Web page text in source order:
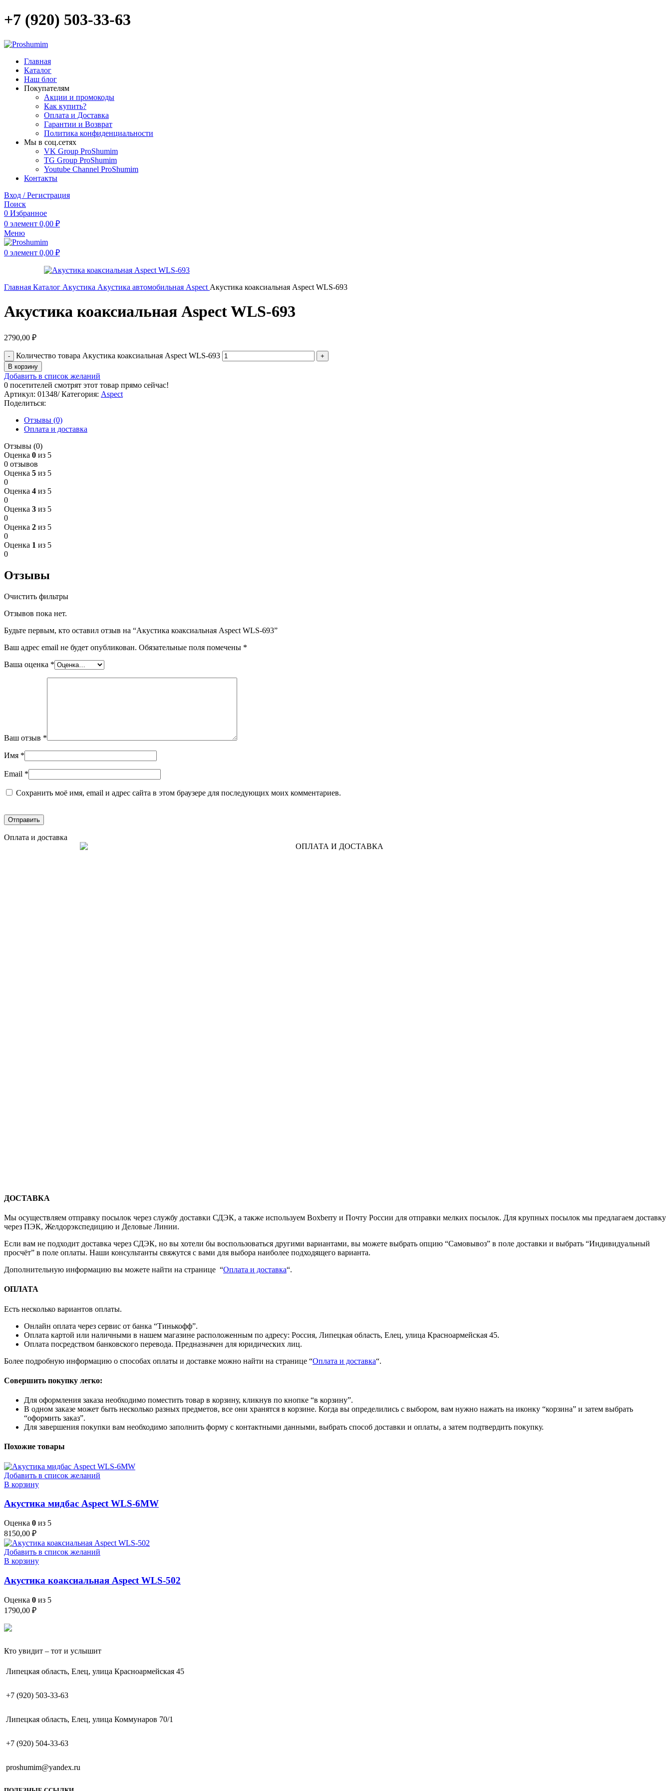
+7 (920) 503-33-63
Главная
Каталог
Наш блог
Покупателям
Акции и промокоды
Как купить?
Оплата и Доставка
Гарантии и Возврат
Политика конфиденциальности
Мы в соц.сетях
VK Group ProShumim
TG Group ProShumim
Youtube Channel ProShumim
Контакты
Вход / Регистрация
Поиск
0 Избранное
0 элемент 0,00 ₽
Меню
0 элемент 0,00 ₽
Главная Каталог Акустика Акустика автомобильная Aspect Акустика коаксиальная Aspect WLS-693
Акустика коаксиальная Aspect WLS-693
2790,00 ₽
Количество товара Акустика коаксиальная Aspect WLS-693
В корзину
Добавить в список желаний
0 посетителей смотрят этот товар прямо сейчас!
Артикул: 01348/Категория: Aspect
Поделиться:
Отзывы (0)
Оплата и доставка
Отзывы (0)
Оценка 0 из 5
0 отзывов
Оценка 5 из 5
0
Оценка 4 из 5
0
Оценка 3 из 5
0
Оценка 2 из 5
0
Оценка 1 из 5
0
Отзывы
Очистить фильтры
Отзывов пока нет.
Будьте первым, кто оставил отзыв на “Акустика коаксиальная Aspect WLS-693”
Ваш адрес email не будет опубликован. Обязательные поля помечены *
Ваша оценка *
Ваш отзыв *
Имя *
Email *
Сохранить моё имя, email и адрес сайта в этом браузере для последующих моих комментариев.
Оплата и доставка
ДОСТАВКА
Мы осуществляем отправку посылок через службу доставки СДЭК, а также используем Boxberry и Почту России для отправки мелких посылок. Для крупных посылок мы предлагаем доставку
через ПЭК, Желдорэкспедицию и Деловые Линии.
Если вам не подходит доставка через СДЭК, но вы хотели бы воспользоваться другими вариантами, вы можете выбрать опцию “Самовывоз” в поле доставки и выбрать “Индивидуальный
просчёт” в поле оплаты. Наши консультанты свяжутся с вами для выбора наиболее подходящего варианта.
Дополнительную информацию вы можете найти на странице “Оплата и доставка“.
ОПЛАТА
Есть несколько вариантов оплаты.
Онлайн оплата через сервис от банка “Тинькофф”.
Оплата картой или наличными в нашем магазине расположенным по адресу: Россия, Липецкая область, Елец, улица Красноармейская 45.
Оплата посредством банковского перевода. Предназначен для юридических лиц.
Более подробную информацию о способах оплаты и доставке можно найти на странице “Оплата и доставка“.
Совершить покупку легко:
Для оформления заказа необходимо поместить товар в корзину, кликнув по кнопке “в корзину”.
В одном заказе может быть несколько разных предметов, все они хранятся в корзине. Когда вы определились с выбором, вам нужно нажать на иконку “корзина” и затем выбрать
“оформить заказ”.
Для завершения покупки вам необходимо заполнить форму с контактными данными, выбрать способ доставки и оплаты, а затем подтвердить покупку.
Похожие товары
Добавить в список желаний
В корзину
Акустика мидбас Aspect WLS-6MW
Оценка 0 из 5
8150,00 ₽
Добавить в список желаний
В корзину
Акустика коаксиальная Aspect WLS-502
Оценка 0 из 5
1790,00 ₽
Кто увидит – тот и услышит
Липецкая область, Елец, улица Красноармейская 45
+7 (920) 503-33-63
Липецкая область, Елец, улица Коммунаров 70/1
+7 (920) 504-33-63
proshumim@yandex.ru